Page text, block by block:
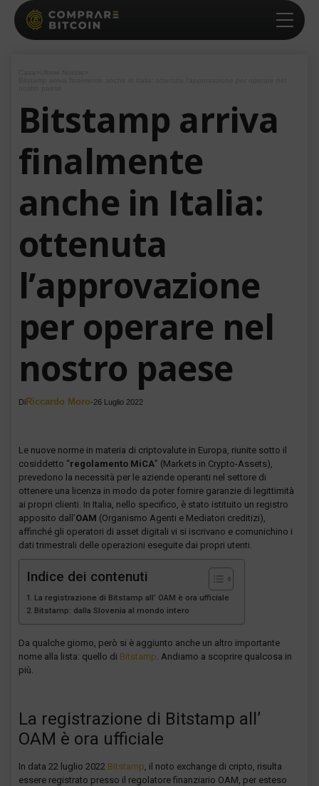
Bitstamp arriva
finalmente
anche in Italia:
ottenuta
l’approvazione
per operare nel
nostro paese
Di Riccardo Moro-26 Luglio 2022
Le nuove norme in materia di criptovalute in Europa, riunite sotto il
cosiddetto “regolamento MiCA” (Markets in Crypto-Assets),
prevedono la necessità per le aziende operanti nel settore di
ottenere una licenza in modo da poter fornire garanzie di legittimità
ai propri clienti. In Italia, nello specifico, è stato istituito un registro
apposito dall’OAM (Organismo Agenti e Mediatori creditizi),
affinché gli operatori di asset digitali vi si iscrivano e comunichino i
dati trimestrali delle operazioni eseguite dai propri utenti.
Indice dei contenuti
La registrazione di Bitstamp all’ OAM è ora ufficiale
Bitstamp: dalla Slovenia al mondo intero
Da qualche giorno, però si è aggiunto anche un altro importante
nome alla lista: quello di Bitstamp. Andiamo a scoprire qualcosa in
più.
La registrazione di Bitstamp all’
OAM è ora ufficiale
In data 22 luglio 2022 Bitstamp, il noto exchange di cripto, risulta
essere registrato presso il regolatore finanziario OAM, per esteso